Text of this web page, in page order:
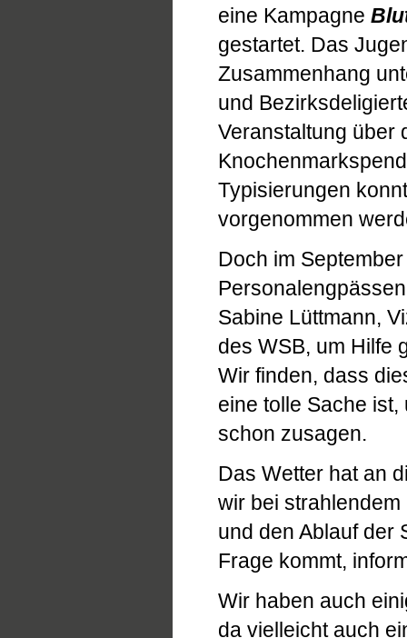
eine Kampagne
gestartet. Das
Zusammenhang
und
Veranstaltung über
Typisierungen
vorgenommen
Doch im
Sabine Lüttmann,
des WSB, um Hilfe
Wir finden, dass
eine tolle Sache
schon zusagen.
Das Wetter hat an
wir bei
und den Ablauf der
Frage kommt,
Wir haben auch
da vielleicht auch